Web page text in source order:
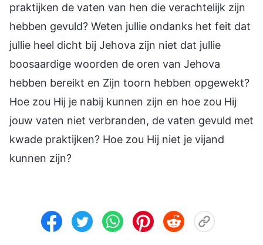
praktijken de vaten van hen die verachtelijk zijn
hebben gevuld? Weten jullie ondanks het feit dat
jullie heel dicht bij Jehova zijn niet dat jullie
boosaardige woorden de oren van Jehova
hebben bereikt en Zijn toorn hebben opgewekt?
Hoe zou Hij je nabij kunnen zijn en hoe zou Hij
jouw vaten niet verbranden, de vaten gevuld met
kwade praktijken? Hoe zou Hij niet je vijand
kunnen zijn?